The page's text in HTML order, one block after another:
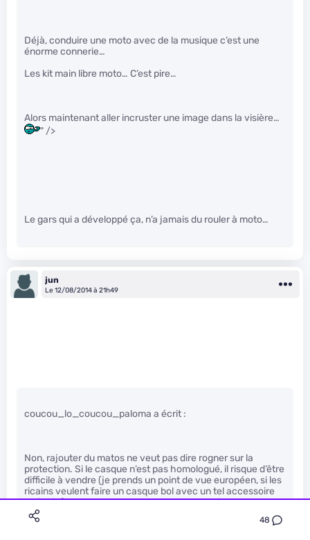
48
Déjà, conduire une moto avec de la musique c’est une
énorme connerie…
Les kit main libre moto… C’est pire…
Alors maintenant aller incruster une image dans la visière…
" />
Le gars qui a développé ça, n’a jamais du rouler à moto…
jun
Le 12/08/2014 à 21h49
coucou_lo_coucou_paloma a écrit :
Non, rajouter du matos ne veut pas dire rogner sur la
protection. Si le casque n’est pas homologué, il risque d’être
difficile à vendre (je prends un point de vue européen, si les
ricains veulent faire un casque bol avec un tel accessoire
intégré…). Donc pour garder une protection équivalente, il
va falloir augmenter le volume du casque, donc perdre en
confort.